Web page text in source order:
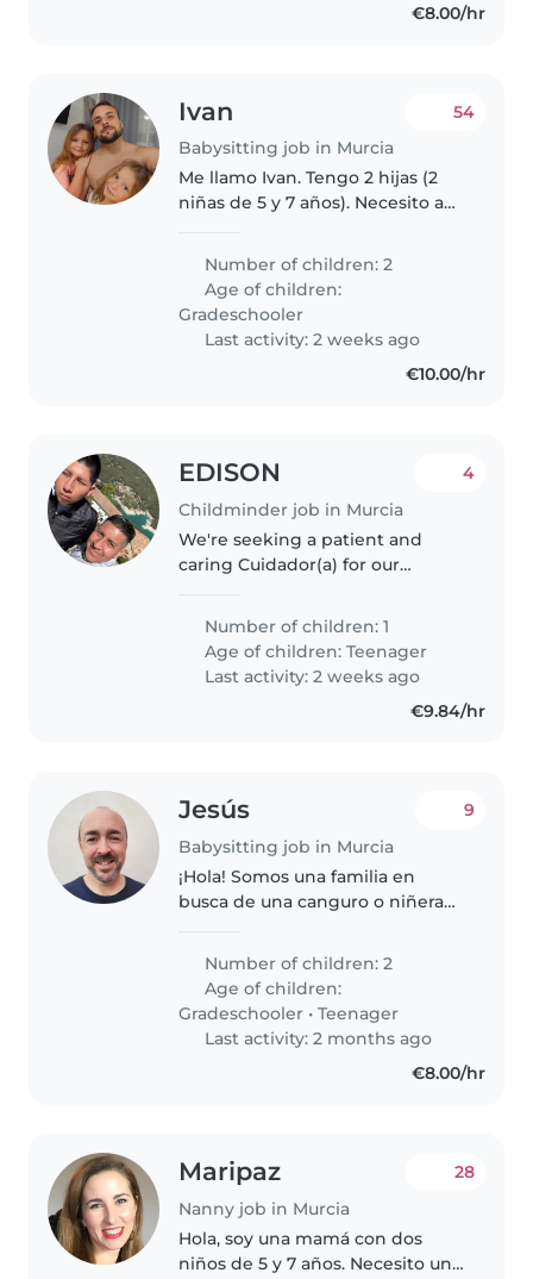
€8.00/hr
Ivan
Babysitting job in Murcia
54
Me llamo Ivan. Tengo 2 hijas (2
niñas de 5 y 7 años). Necesito a
después de comer a las 16:00 o
15:00 depende de la temporada
del año y las cuide..
Number of children: 2
Age of children:
Gradeschooler
Last activity: 2 weeks ago
€10.00/hr
EDISON
Childminder job in Murcia
4
We're seeking a patient and
caring Cuidador(a) for our
talkative, and curious. He has
autism, so experience with
special needs is a plus. We need
someone..
Number of children: 1
Age of children:Teenager
Last activity: 2 weeks ago
€9.84/hr
Jesús
Babysitting job in Murcia
9
¡Hola! Somos una familia en
busca de una canguro o niñera
un niño en edad escolar y un
adolescente. Nuestros hijos son
divertidos, tranquilos y
cariñosos...
Number of children: 2
Age of children:
Gradeschooler •Teenager
Last activity: 2 months ago
€8.00/hr
Maripaz
Nanny job in Murcia
28
Hola, soy una mamá con dos
niños de 5 y 7 años. Necesito una